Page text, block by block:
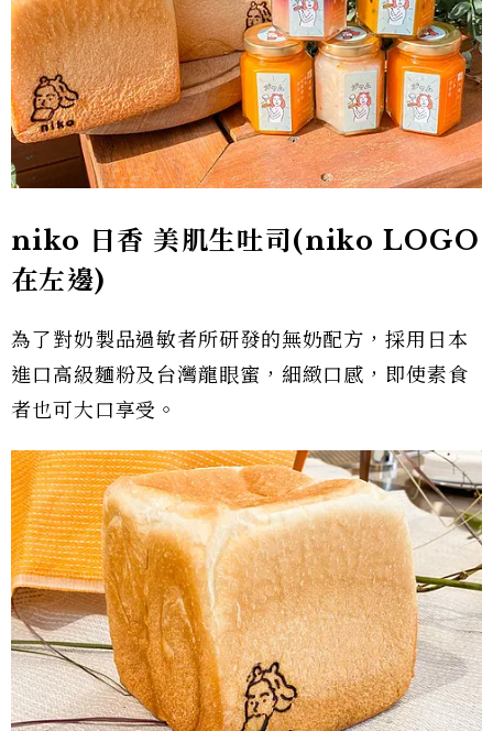
niko 日香 美肌生吐司(niko LOGO
在左邊)
為了對奶製品過敏者所研發的無奶配方，採用日本
進口高級麵粉及台灣龍眼蜜，細緻口感，即使素食
者也可大口享受。